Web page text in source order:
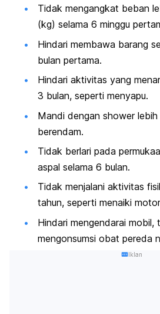
Tidak mengangkat beban
(kg) selama 6 minggu
Hindari membawa barang
bulan pertama.
Hindari aktivitas yang
3 bulan, seperti menyapu.
Mandi dengan showerlebih
berendam.
Tidak berlari pada
aspal selama 6 bulan.
Tidak menjalani aktivitas
tahun, seperti menaiki
Hindari mengendarai mobil,
mengonsumsi obat pereda
Iklan